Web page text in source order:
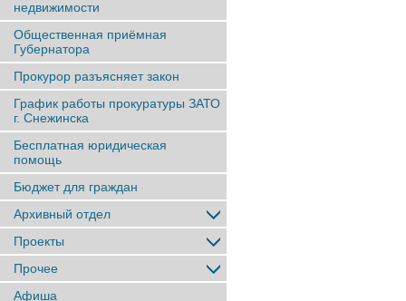
недвижимости
Общественная приёмная
Губернатора
Прокурор разъясняет закон
График работы прокуратуры ЗАТО
г. Снежинска
Бесплатная юридическая
помощь
Бюджет для граждан
Архивный отдел
Проекты
Прочее
Афиша